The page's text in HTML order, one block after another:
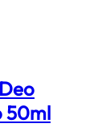
50ml